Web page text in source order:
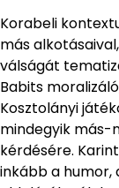
Korabeli
más
válságát
Babits
Kosztolányi
mindegyik más-
kérdésére.
inkább a humor,